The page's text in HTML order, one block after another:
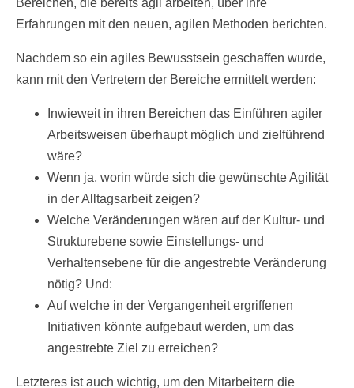
Bereichen, die bereits agil arbeiten, über ihre
Erfahrungen mit den neuen, agilen Methoden berichten.
Nachdem so ein agiles Bewusstsein geschaffen wurde,
kann mit den Vertretern der Bereiche ermittelt werden:
Inwieweit in ihren Bereichen das Einführen agiler
Arbeitsweisen überhaupt möglich und zielführend
wäre?
Wenn ja, worin würde sich die gewünschte Agilität
in der Alltagsarbeit zeigen?
Welche Veränderungen wären auf der Kultur- und
Strukturebene sowie Einstellungs- und
Verhaltensebene für die angestrebte Veränderung
nötig? Und:
Auf welche in der Vergangenheit ergriffenen
Initiativen könnte aufgebaut werden, um das
angestrebte Ziel zu erreichen?
Letzteres ist auch wichtig, um den Mitarbeitern die